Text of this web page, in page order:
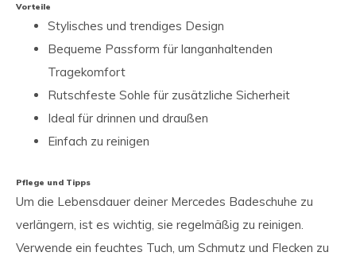
Vorteile
Stylisches und trendiges Design
Bequeme Passform für langanhaltenden
Tragekomfort
Rutschfeste Sohle für zusätzliche Sicherheit
Ideal für drinnen und draußen
Einfach zu reinigen
Pflege und Tipps
Um die Lebensdauer deiner Mercedes Badeschuhe zu
verlängern, ist es wichtig, sie regelmäßig zu reinigen.
Verwende ein feuchtes Tuch, um Schmutz und Flecken zu